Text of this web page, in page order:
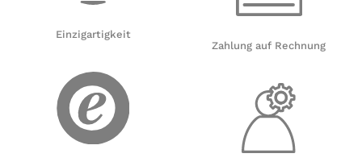
Einzigartigkeit
Zahlung auf Rechnung